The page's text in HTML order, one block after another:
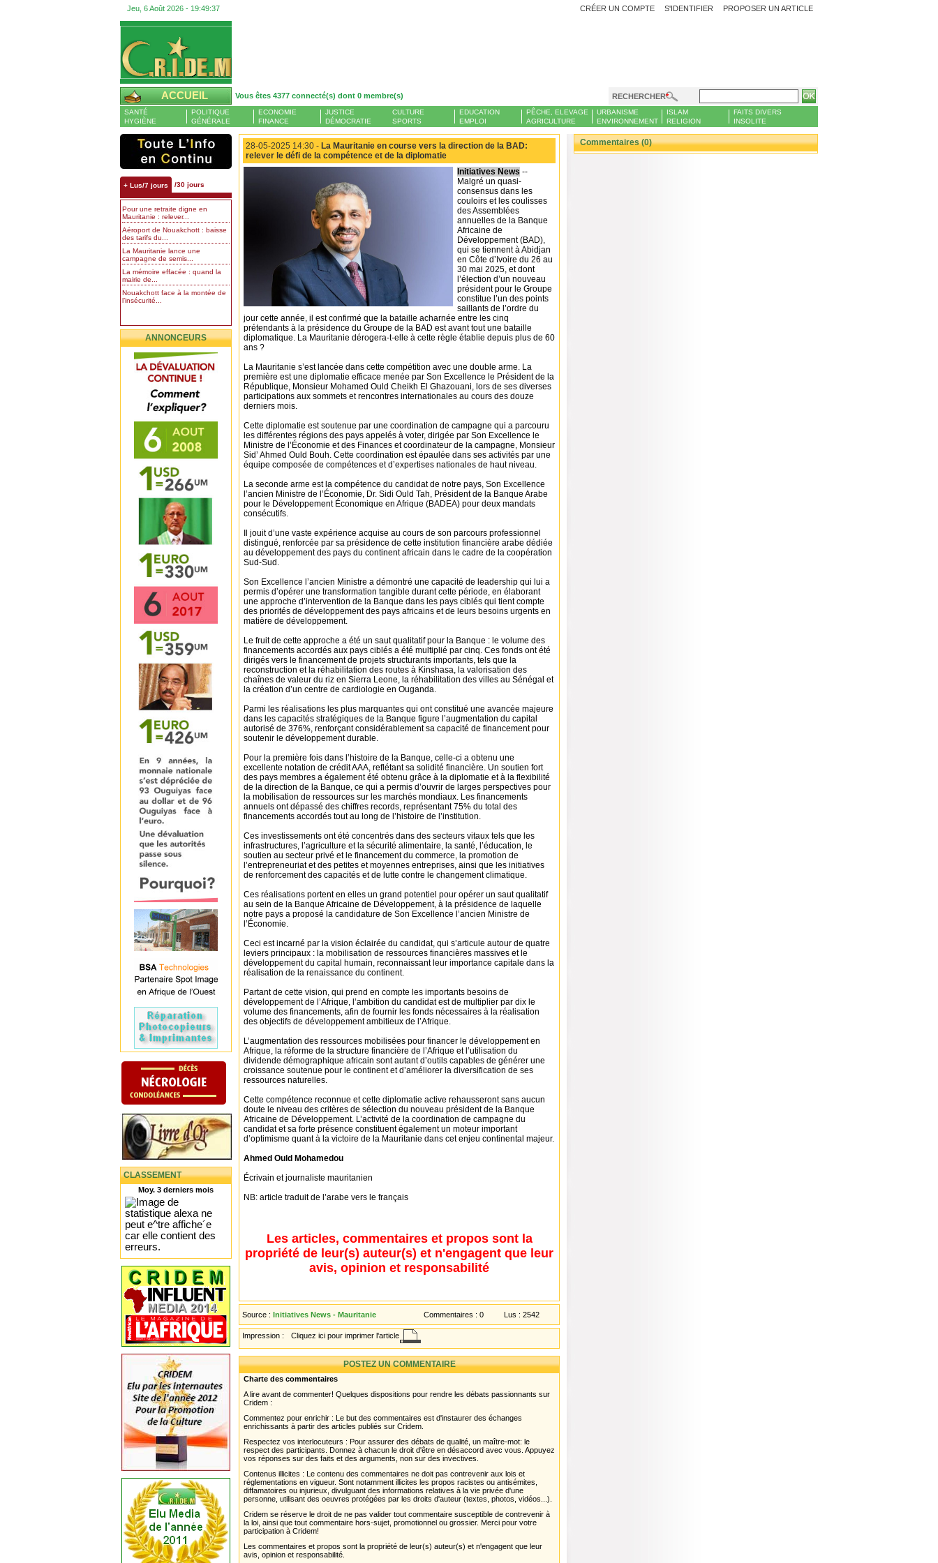
Jeu, 6 Août 2026 - 19:49:38 PROPOSER UN ARTICLE
CRÉER UN COMPTE S'IDENTIFIER
ACCUEIL Vous êtes 4377 connecté(s) dont 0 membre(s) RECHERCHER
SANTÉ
HYGIÈNE
POLITIQUE
GÉNÉRALE
ECONOMIE
FINANCE
JUSTICE
DÉMOCRATIE
CULTURE
SPORTS
EDUCATION
EMPLOI
PÊCHE, ELEVAGE
AGRICULTURE
URBANISME
ENVIRONNEMENT
ISLAM
RELIGION
FAITS DIVERS
INSOLITE
+ Lus/7 jours /30 jours
Pour une retraite digne en
Mauritanie : relever...
Aéroport de Nouakchott : baisse
des tarifs du...
La Mauritanie lance une
campagne de semis...
La mémoire effacée : quand la
mairie de...
Nouakchott face à la montée de
l’insécurité...
ANNONCEURS
CLASSEMENT
Moy. 3 derniers mois
28-05-2025 14:30 - La Mauritanie en course vers la direction de la BAD:
relever le défi de la compétence et de la diplomatie
Initiatives News --
Malgré un quasi-
consensus dans les
couloirs et les coulisses
des Assemblées
annuelles de la Banque
Africaine de
Développement (BAD),
qui se tiennent à Abidjan
en Côte d’Ivoire du 26 au
30 mai 2025, et dont
l’élection d’un nouveau
président pour le Groupe
constitue l’un des points
saillants de l’ordre du
jour cette année, il est confirmé que la bataille acharnée entre les cinq
prétendants à la présidence du Groupe de la BAD est avant tout une bataille
diplomatique. La Mauritanie dérogera-t-elle à cette règle établie depuis plus de 60
ans ?
La Mauritanie s’est lancée dans cette compétition avec une double arme. La
première est une diplomatie efficace menée par Son Excellence le Président de la
République, Monsieur Mohamed Ould Cheikh El Ghazouani, lors de ses diverses
participations aux sommets et rencontres internationales au cours des douze
derniers mois.
Cette diplomatie est soutenue par une coordination de campagne qui a parcouru
les différentes régions des pays appelés à voter, dirigée par Son Excellence le
Ministre de l’Économie et des Finances et coordinateur de la campagne, Monsieur
Sid’ Ahmed Ould Bouh. Cette coordination est épaulée dans ses activités par une
équipe composée de compétences et d’expertises nationales de haut niveau.
La seconde arme est la compétence du candidat de notre pays, Son Excellence
l’ancien Ministre de l’Économie, Dr. Sidi Ould Tah, Président de la Banque Arabe
pour le Développement Économique en Afrique (BADEA) pour deux mandats
consécutifs.
Il jouit d’une vaste expérience acquise au cours de son parcours professionnel
distingué, renforcée par sa présidence de cette institution financière arabe dédiée
au développement des pays du continent africain dans le cadre de la coopération
Sud-Sud.
Son Excellence l’ancien Ministre a démontré une capacité de leadership qui lui a
permis d’opérer une transformation tangible durant cette période, en élaborant
une approche d’intervention de la Banque dans les pays ciblés qui tient compte
des priorités de développement des pays africains et de leurs besoins urgents en
matière de développement.
Le fruit de cette approche a été un saut qualitatif pour la Banque : le volume des
financements accordés aux pays ciblés a été multiplié par cinq. Ces fonds ont été
dirigés vers le financement de projets structurants importants, tels que la
reconstruction et la réhabilitation des routes à Kinshasa, la valorisation des
chaînes de valeur du riz en Sierra Leone, la réhabilitation des villes au Sénégal et
la création d’un centre de cardiologie en Ouganda.
Parmi les réalisations les plus marquantes qui ont constitué une avancée majeure
dans les capacités stratégiques de la Banque figure l’augmentation du capital
autorisé de 376%, renforçant considérablement sa capacité de financement pour
soutenir le développement durable.
Pour la première fois dans l’histoire de la Banque, celle-ci a obtenu une
excellente notation de crédit AAA, reflétant sa solidité financière. Un soutien fort
des pays membres a également été obtenu grâce à la diplomatie et à la flexibilité
de la direction de la Banque, ce qui a permis d’ouvrir de larges perspectives pour
la mobilisation de ressources sur les marchés mondiaux. Les financements
annuels ont dépassé des chiffres records, représentant 75% du total des
financements accordés tout au long de l’histoire de l’institution.
Ces investissements ont été concentrés dans des secteurs vitaux tels que les
infrastructures, l’agriculture et la sécurité alimentaire, la santé, l’éducation, le
soutien au secteur privé et le financement du commerce, la promotion de
l’entrepreneuriat et des petites et moyennes entreprises, ainsi que les initiatives
de renforcement des capacités et de lutte contre le changement climatique.
Ces réalisations portent en elles un grand potentiel pour opérer un saut qualitatif
au sein de la Banque Africaine de Développement, à la présidence de laquelle
notre pays a proposé la candidature de Son Excellence l’ancien Ministre de
l’Économie.
Ceci est incarné par la vision éclairée du candidat, qui s’articule autour de quatre
leviers principaux : la mobilisation de ressources financières massives et le
développement du capital humain, reconnaissant leur importance capitale dans la
réalisation de la renaissance du continent.
Partant de cette vision, qui prend en compte les importants besoins de
développement de l’Afrique, l’ambition du candidat est de multiplier par dix le
volume des financements, afin de fournir les fonds nécessaires à la réalisation
des objectifs de développement ambitieux de l’Afrique.
L’augmentation des ressources mobilisées pour financer le développement en
Afrique, la réforme de la structure financière de l’Afrique et l’utilisation du
dividende démographique africain sont autant d’outils capables de générer une
croissance soutenue pour le continent et d’améliorer la diversification de ses
ressources naturelles.
Cette compétence reconnue et cette diplomatie active rehausseront sans aucun
doute le niveau des critères de sélection du nouveau président de la Banque
Africaine de Développement. L’activité de la coordination de campagne du
candidat et sa forte présence constituent également un moteur important
d’optimisme quant à la victoire de la Mauritanie dans cet enjeu continental majeur.
Ahmed Ould Mohamedou
Écrivain et journaliste mauritanien
NB: article traduit de l’arabe vers le français
Les articles, commentaires et propos sont la
propriété de leur(s) auteur(s) et n'engagent que leur
avis, opinion et responsabilité
Source : Initiatives News - Mauritanie Commentaires : 0 Lus : 2542
Impression : Cliquez ici pour imprimer l'article
POSTEZ UN COMMENTAIRE
Charte des commentaires
A lire avant de commenter! Quelques dispositions pour rendre les débats passionnants sur
Cridem :
Commentez pour enrichir : Le but des commentaires est d'instaurer des échanges
enrichissants à partir des articles publiés sur Cridem.
Respectez vos interlocuteurs : Pour assurer des débats de qualité, un maître-mot: le
respect des participants. Donnez à chacun le droit d'être en désaccord avec vous. Appuyez
vos réponses sur des faits et des arguments, non sur des invectives.
Contenus illicites : Le contenu des commentaires ne doit pas contrevenir aux lois et
réglementations en vigueur. Sont notamment illicites les propos racistes ou antisémites,
diffamatoires ou injurieux, divulguant des informations relatives à la vie privée d'une
personne, utilisant des oeuvres protégées par les droits d'auteur (textes, photos, vidéos...).
Cridem se réserve le droit de ne pas valider tout commentaire susceptible de contrevenir à
la loi, ainsi que tout commentaire hors-sujet, promotionnel ou grossier. Merci pour votre
participation à Cridem!
Les commentaires et propos sont la propriété de leur(s) auteur(s) et n'engagent que leur
avis, opinion et responsabilité.
Commentaires (0)